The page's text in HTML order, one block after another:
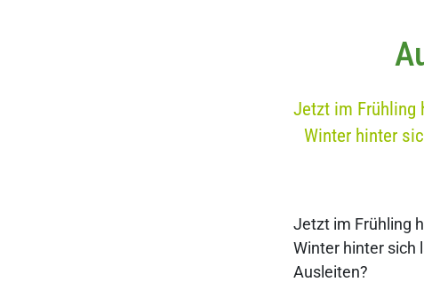
Jetzt im Frühling
Winter hinter
Jetzt im Frühling
Winter hinter sich
Ausleiten?